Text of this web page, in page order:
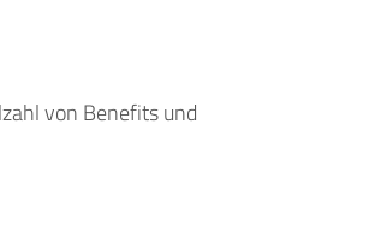
von Benefits und